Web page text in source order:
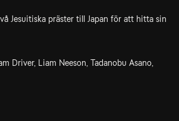
Jesuitiska präster till Japan för att hitta sin
Driver, Liam Neeson, Tadanobu Asano,